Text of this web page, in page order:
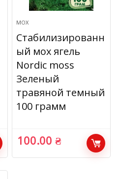
МОХ
Стабилизированн
ый мох ягель
Nordic moss
Зеленый
травяной темный
100 грамм
100.00₴